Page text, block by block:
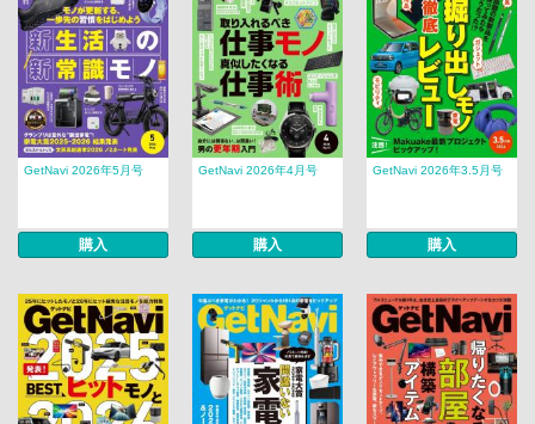
GetNavi 2026年5月号
購入
GetNavi 2026年4月号
購入
GetNavi 2026年3.5月号
購入